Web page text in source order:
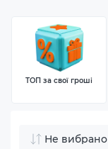
ТОП за свої гроші
Не вибрано